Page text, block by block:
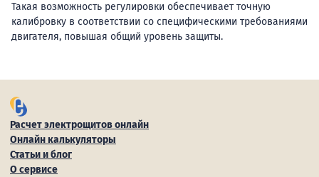
Такая возможность регулировки обеспечивает точную
калибровку в соответствии со специфическими требованиями
двигателя, повышая общий уровень защиты.
Расчет электрощитов онлайн
Онлайн калькуляторы
Статьи и блог
О сервисе